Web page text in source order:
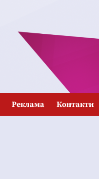
Реклама Контакти